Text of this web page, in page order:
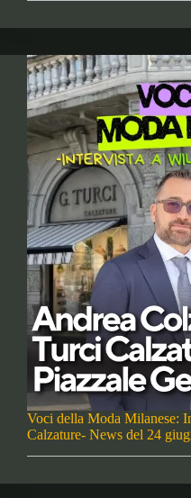
Voci della Moda Milanese:
Calzature- News del 24